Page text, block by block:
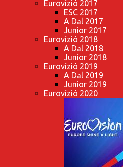
Eurovízió 2017
ESC 2017
A Dal 2017
Junior 2017
Eurovízió 2018
A Dal 2018
Junior 2018
Eurovízió 2019
A Dal 2019
Junior 2019
Eurovízió 2020